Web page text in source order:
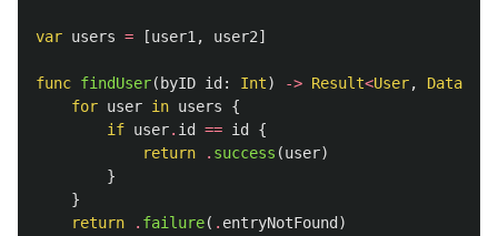
var users = [user1 , user2]
func findUser( byID id : Int) -> Result<User,
for user in users
{
if user. id == id
{
return
. success (user)
}
}
return
. failure( . entryNotFound )